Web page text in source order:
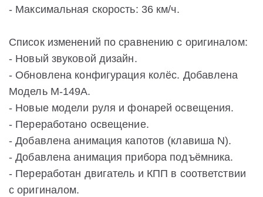
- Максимальная скорость: 36 км/ч.
Список изменений по сравнению с оригиналом:
- Новый звуковой дизайн.
- Обновлена конфигурация колёс. Добавлена
Модель М-149А.
- Новые модели руля и фонарей освещения.
- Переработано освещение.
- Добавлена анимация капотов (клавиша N).
- Добавлена анимация прибора подъёмника.
- Переработан двигатель и КПП в соответствии
с оригиналом.